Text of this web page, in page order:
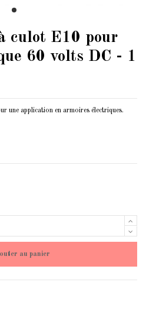
culot E10 pour
60 volts DC - 1
une application en armoires électriques.
au panier